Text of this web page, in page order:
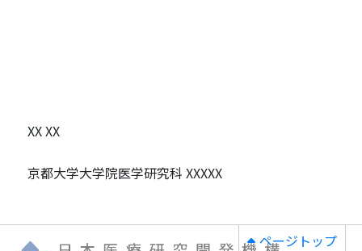
XX XX
京都大学大学院医学研究科 XXXXX
ページトップ